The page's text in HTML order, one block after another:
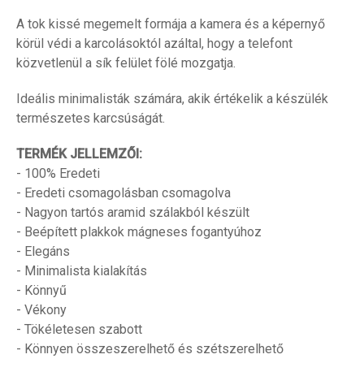
A tok kissé megemelt formája a kamera és a képernyő
körül védi a karcolásoktól azáltal, hogy a telefont
közvetlenül a sík felület fölé mozgatja.
Ideális minimalisták számára, akik értékelik a készülék
természetes karcsúságát.
TERMÉK JELLEMZŐI:
- 100% Eredeti
- Eredeti csomagolásban csomagolva
- Nagyon tartós aramid szálakból készült
- Beépített plakkok mágneses fogantyúhoz
- Elegáns
- Minimalista kialakítás
- Könnyű
- Vékony
- Tökéletesen szabott
- Könnyen összeszerelhető és szétszerelhető